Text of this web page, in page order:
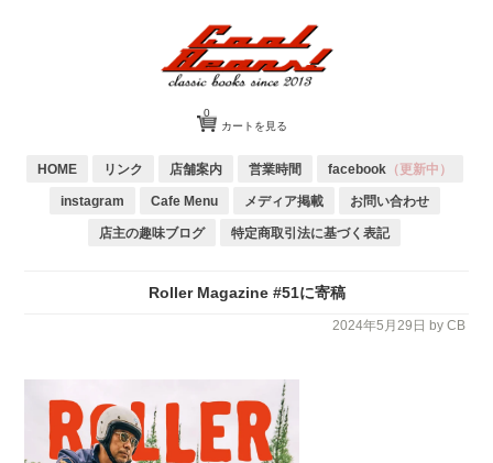
カートを見る
0
HOME リンク 店舗案内 営業時間 facebook（更新中）
instagram Cafe Menu メディア掲載 お問い合わせ
店主の趣味ブログ 特定商取引法に基づく表記
Roller Magazine #51に寄稿
2024年5月29日 by CB